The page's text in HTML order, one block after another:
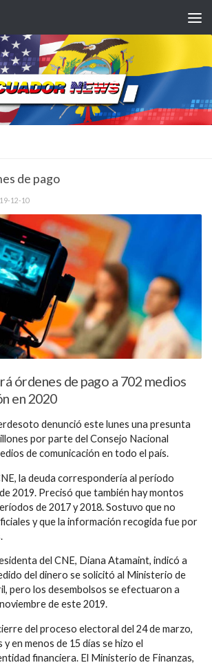
de pago
12-10
órdenes de pago a 702 medios
en 2020
denunció este lunes una presunta
por parte del Consejo Nacional
de comunicación en todo el país.
la deuda correspondería al período
2019. Precisó que también hay montos
de 2017 y 2018. Sostuvo que no
y que la información recogida fue por
del CNE, Diana Atamaint, indicó a
del dinero se solicitó al Ministerio de
pero los desembolsos se efectuaron a
de este 2019.
del proceso electoral del 24 de marzo,
en menos de 15 días se hizo el
financiera. El Ministerio de Finanzas,